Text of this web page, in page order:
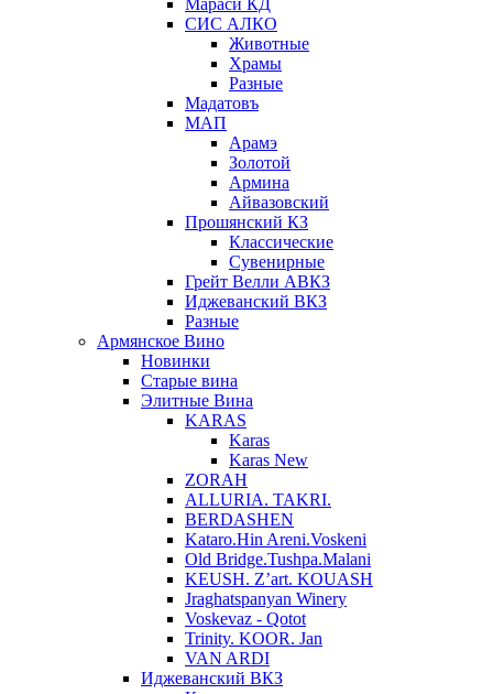
Мараси КД
СИС АЛКО
Животные
Храмы
Разные
Мадатовъ
МАП
Арамэ
Золотой
Армина
Айвазовский
Прошянский КЗ
Классические
Сувенирные
Грейт Велли АВКЗ
Иджеванский ВКЗ
Разные
Армянское Вино
Новинки
Старые вина
Элитные Вина
KARAS
Karas
Karas New
ZORAH
ALLURIA. TAKRI.
BERDASHEN
Kataro.Hin Areni.Voskeni
Old Bridge.Tushpa.Malani
KEUSH. Z’art. KOUASH
Jraghatspanyan Winery
Voskevaz - Qotot
Trinity. KOOR. Jan
VAN ARDI
Иджеванский ВКЗ